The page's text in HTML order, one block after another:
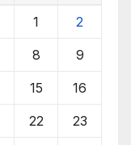
1 2
8 9
15 16
22 23